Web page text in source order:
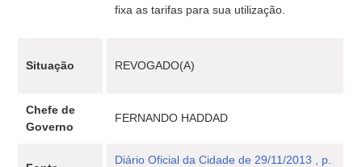
fixa as tarifas para sua utilização.
Situação REVOGADO(A)
Chefe de
Governo
FERNANDO HADDAD
Diário Oficial da Cidade de 29/11/2013 , p.